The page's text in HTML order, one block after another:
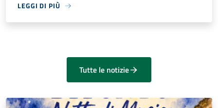
LEGGI DI PIÙ
Tutte le notizie